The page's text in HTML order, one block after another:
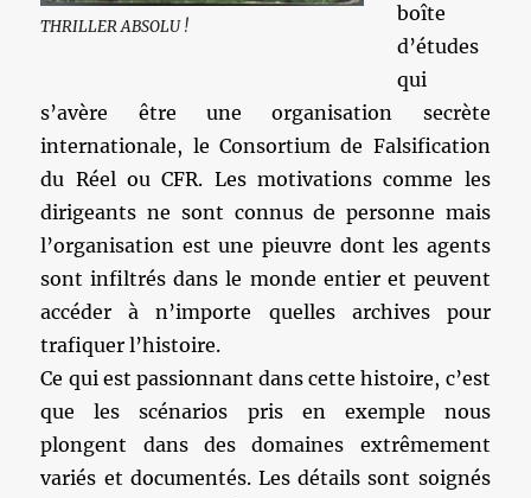
THRILLER ABSOLU !
boîte
d’études
qui
s’avère être une organisation secrète
internationale, le Consortium de Falsification
du Réel ou CFR. Les motivations comme les
dirigeants ne sont connus de personne mais
l’organisation est une pieuvre dont les agents
sont infiltrés dans le monde entier et peuvent
accéder à n’importe quelles archives pour
trafiquer l’histoire.
Ce qui est passionnant dans cette histoire, c’est
que les scénarios pris en exemple nous
plongent dans des domaines extrêmement
variés et documentés. Les détails sont soignés